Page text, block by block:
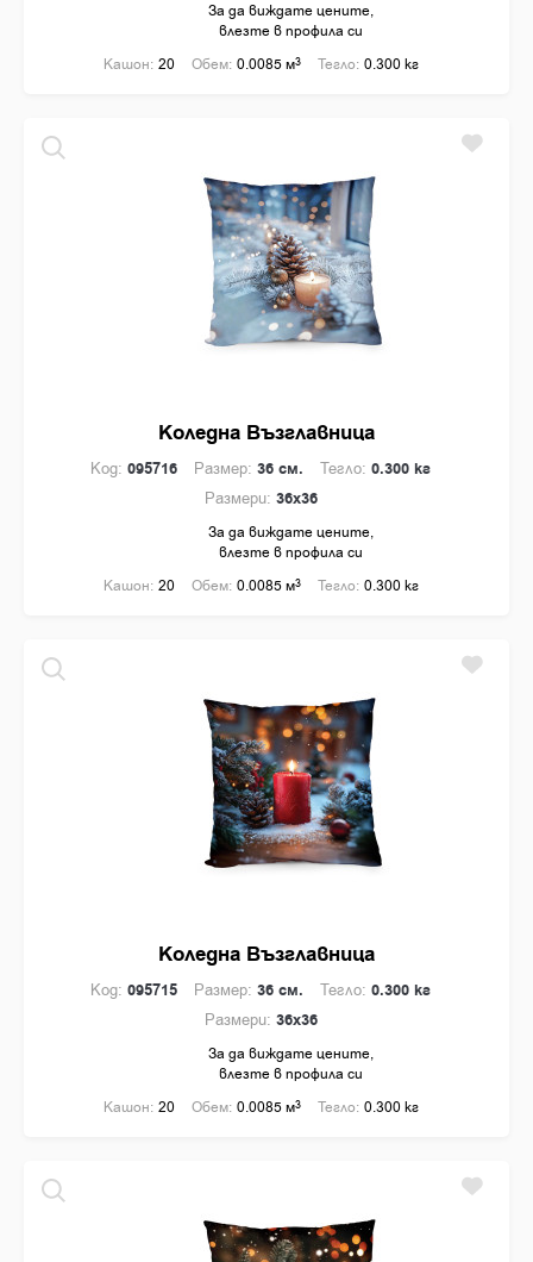
За да виждате цените,
влезте в профила си
Кашон: 20 Обем: 0.0085 м3 Тегло: 0.300 кг
Коледна Възглавница
Код: 095716 Размер: 36 см. Тегло: 0.300 кг
Размери: 36x36
За да виждате цените,
влезте в профила си
Кашон: 20 Обем: 0.0085 м3 Тегло: 0.300 кг
Коледна Възглавница
Код: 095715 Размер: 36 см. Тегло: 0.300 кг
Размери: 36x36
За да виждате цените,
влезте в профила си
Кашон: 20 Обем: 0.0085 м3 Тегло: 0.300 кг